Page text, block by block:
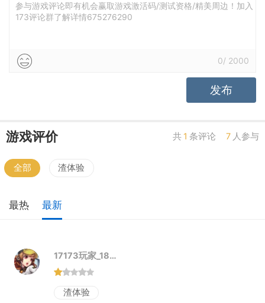
参与游戏评论即有机会赢取游戏激活码/测试资格/精美周边！加入
173评论群了解详情675276290
0/ 2000
发布
游戏评价 共 1 条评论 7 人参与
全部 渣体验
最热 最新
17173玩家_18…
渣体验